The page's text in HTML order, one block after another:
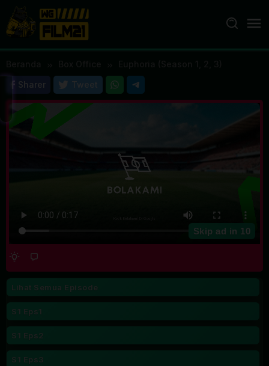
Loncat
konten
Sharer Tweet
Skip ad in 10
Lihat Semua Episode
S1 Eps1
S1 Eps2
S1 Eps3